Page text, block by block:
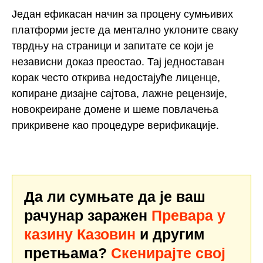
Један ефикасан начин за процену сумњивих
платформи јесте да ментално уклоните сваку
тврдњу на страници и запитате се који је
независни доказ преостао. Тај једноставан
корак често открива недостајуће лиценце,
копиране дизајне сајтова, лажне рецензије,
новокреиране домене и шеме повлачења
прикривене као процедуре верификације.
Да ли сумњате да је ваш
рачунар заражен Превара у
казину Казовин и другим
претњама? Скенирајте свој